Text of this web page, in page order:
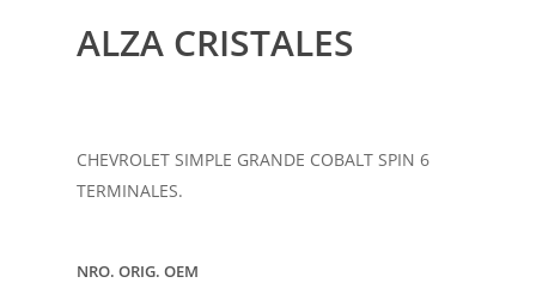
ALZA CRISTALES
CHEVROLET SIMPLE GRANDE COBALT SPIN 6
TERMINALES.
NRO. ORIG. OEM